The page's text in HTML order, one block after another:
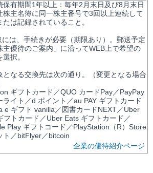
有期間1年以上：毎年2月末日及び8月末日
株主名簿に同一株主番号で3回以上連続して
たは記録されていること。
は、手続きが必要（期限あり）。郵送予定
主優待のご案内」に沿ってWEB上で希望の
択。
なる交換先は次の通り。（変更となる場合
ギフトカード／QUO カードPay／PayPay
ライト／d ポイント／au PAY ギフトカード
e ギフト vanilla／図書カードNEXT／Uber
フトカード／Uber Eats ギフトカード／
Play ギフトコード／PlayStation（R）Store
ト／bitFlyer／bitcoin
企業の優待紹介ページ